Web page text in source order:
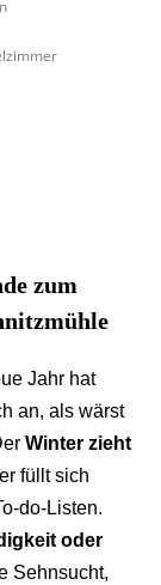
zum
Jahr hat
an, als wärst
Winter zieht
füllt sich
do-Listen.
oder
Sehnsucht,